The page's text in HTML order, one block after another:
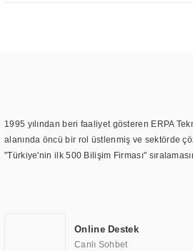
1995 yılından beri faaliyet gösteren ERPA
alanında öncü bir rol üstlenmiş ve sektörde
"Türkiye'nin ilk 500 Bilişim Firması"
TOCHI markası altında kendi ürettiği
Online Destek
Canlı Sohbet